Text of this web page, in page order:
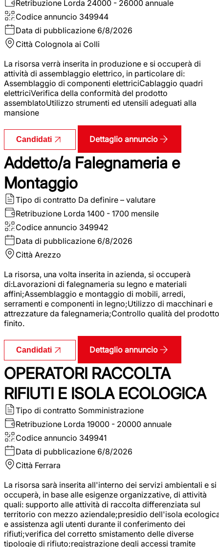
Retribuzione Lorda 24000 - 26000 annuale
Codice annuncio 349944
Data di pubblicazione 6/8/2026
Città Colognola ai Colli
La risorsa verrà inserita in produzione e si occuperà di
attività di assemblaggio elettrico, in particolare di:
Assemblaggio di componenti elettriciCablaggio quadri
elettriciVerifica della conformità del prodotto
assemblatoUtilizzo strumenti ed utensili adeguati alla
mansione
Candidati Dettaglio annuncio
Addetto/a Falegnameria e
Montaggio
Tipo di contratto Da definire – valutare
Retribuzione Lorda 1400 - 1700 mensile
Codice annuncio 349942
Data di pubblicazione 6/8/2026
Città Arezzo
La risorsa, una volta inserita in azienda, si occuperà
di:Lavorazioni di falegnameria su legno e materiali
affini;Assemblaggio e montaggio di mobili, arredi,
serramenti e componenti in legno;Utilizzo di macchinari e
attrezzature da falegnameria;Controllo qualità del prodotto
finito.
Candidati Dettaglio annuncio
OPERATORI RACCOLTA
RIFIUTI E ISOLA ECOLOGICA
Tipo di contratto Somministrazione
Retribuzione Lorda 19000 - 20000 annuale
Codice annuncio 349941
Data di pubblicazione 6/8/2026
Città Ferrara
La risorsa sarà inserita all'interno dei servizi ambientali e si
occuperà, in base alle esigenze organizzative, di attività
quali: supporto alle attività di raccolta differenziata sul
territorio con mezzo aziendale;presidio dell'isola
e assistenza agli utenti durante il conferimento dei
rifiuti;verifica del corretto smistamento delle diverse
tipologie di rifiuto;registrazione degli accessi tramite